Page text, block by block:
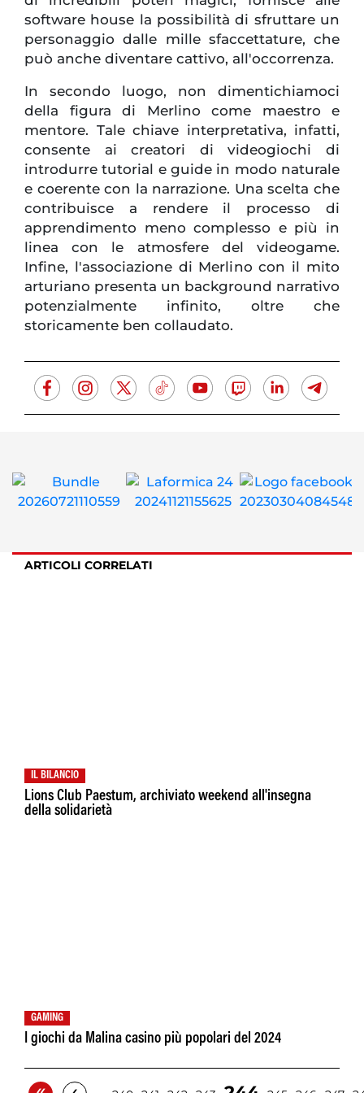
software house la possibilità di sfruttare un
personaggio dalle mille sfaccettature, che
può anche diventare cattivo, all'occorrenza.
In secondo luogo, non dimentichiamoci
della figura di Merlino come maestro e
mentore. Tale chiave interpretativa, infatti,
consente ai creatori di videogiochi di
introdurre tutorial e guide in modo naturale
e coerente con la narrazione. Una scelta che
contribuisce a rendere il processo di
apprendimento meno complesso e più in
linea con le atmosfere del videogame.
Infine, l'associazione di Merlino con il mito
arturiano presenta un background narrativo
potenzialmente infinito, oltre che
storicamente ben collaudato.
ARTICOLI CORRELATI
IL BILANCIO
Lions Club Paestum, archiviato weekend all'insegna
della solidarietà
GAMING
I giochi da Malina casino più popolari del 2024